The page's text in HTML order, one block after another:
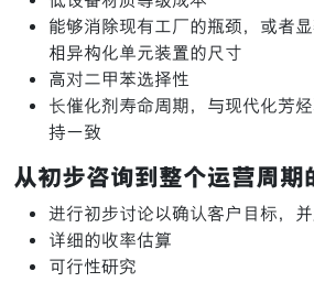
能够消除现有工厂的瓶颈，或者
相异构化单元装置的尺寸
高对二甲苯选择性
长催化剂寿命周期，与现代化芳
持一致
从初步咨询到整个运营周期
进行初步讨论以确认客户目标，
详细的收率估算
可行性研究